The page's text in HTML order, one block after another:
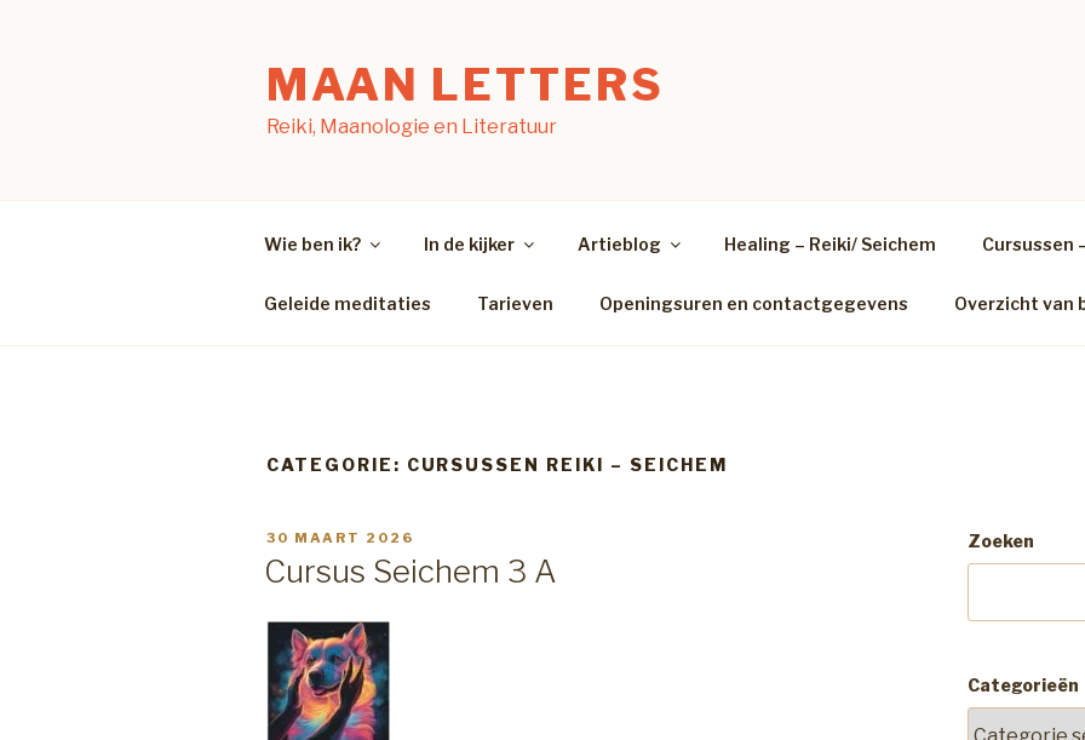
MAAN LETTERS
Reiki, Maanologie en Literatuur
Wie ben ik? In de kijker Artieblog Healing – Reiki/ Seichem Cursussen
Geleide meditaties Tarieven Openingsuren en contactgegevens Overzicht van
CATEGORIE: CURSUSSEN REIKI – SEICHEM
GEPLAATST
30 MAART 2026
Cursus Seichem 3 A
Zoeken
Categorieën